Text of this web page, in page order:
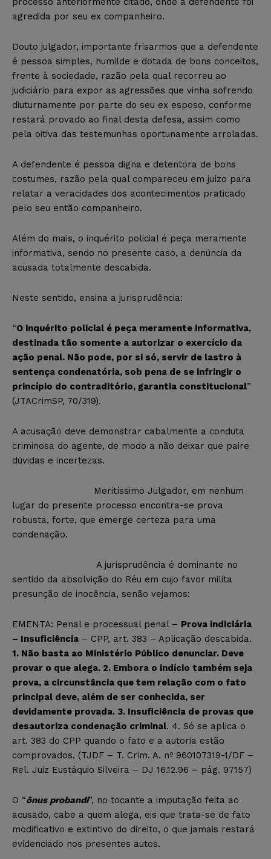
agredida por seu ex companheiro.
Douto julgador, importante frisarmos que a defendente
é pessoa simples, humilde e dotada de bons conceitos,
frente à sociedade, razão pela qual recorreu ao
judiciário para expor as agressões que vinha sofrendo
diuturnamente por parte do seu ex esposo, conforme
restará provado ao final desta defesa, assim como
pela oitiva das testemunhas oportunamente arroladas.
A defendente é pessoa digna e detentora de bons
costumes, razão pela qual compareceu em juízo para
relatar a veracidades dos acontecimentos praticado
pelo seu então companheiro.
Além do mais, o inquérito policial é peça meramente
informativa, sendo no presente caso, a denúncia da
acusada totalmente descabida.
Neste sentido, ensina a jurisprudência:
“O inquérito policial é peça meramente informativa,
destinada tão somente a autorizar o exercício da
ação penal. Não pode, por si só, servir de lastro à
sentença condenatória, sob pena de se infringir o
princípio do contraditório, garantia constitucional”
(JTACrimSP, 70/319).
A acusação deve demonstrar cabalmente a conduta
criminosa do agente, de modo a não deixar que paire
dúvidas e incertezas.
Meritíssimo Julgador, em nenhum
lugar do presente processo encontra-se prova
robusta, forte, que emerge certeza para uma
condenação.
A jurisprudência é dominante no
sentido da absolvição do Réu em cujo favor milita
presunção de inocência, senão vejamos:
EMENTA: Penal e processual penal – Prova indiciária
– Insuficiência – CPP, art. 383 – Aplicação descabida.
1. Não basta ao Ministério Público denunciar. Deve
provar o que alega. 2. Embora o indício também seja
prova, a circunstância que tem relação com o fato
principal deve, além de ser conhecida, ser
devidamente provada. 3. Insuficiência de provas que
desautoriza condenação criminal. 4. Só se aplica o
art. 383 do CPP quando o fato e a autoria estão
comprovados. (TJDF – T. Crim. A. nº 960107319-1/DF –
Rel. Juiz Eustáquio Silveira – DJ 16.12.96 – pág. 97157)
O “ônus probandi”, no tocante a imputação feita ao
acusado, cabe a quem alega, eis que trata-se de fato
modificativo e extintivo do direito, o que jamais restará
evidenciado nos presentes autos.